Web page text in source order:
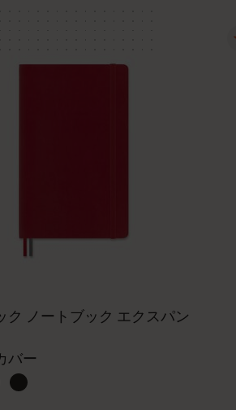
ク ノートブック エクスパン
バー